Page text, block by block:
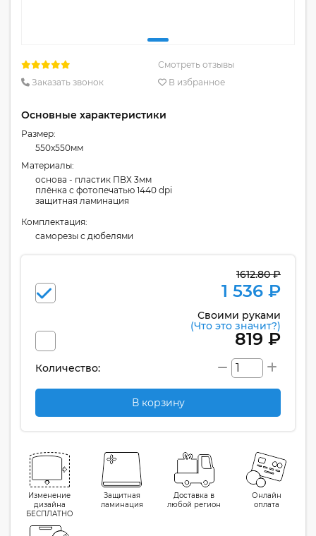
Смотреть отзывы
Заказать звонок
В избранное
Основные характеристики
Размер:
550x550мм
Материалы:
основа - пластик ПВХ 3мм
плёнка с фотопечатью 1440 dpi
защитная ламинация
Комплектация:
cаморезы с дюбелями
1612.80 ₽
1 536 ₽
Своими руками
(Что это значит?)
819 ₽
Количество:
В корзину
Изменение
дизайна
БЕСПЛАТНО
Защитная
ламинация
Доставка в
любой регион
Онлайн
оплата